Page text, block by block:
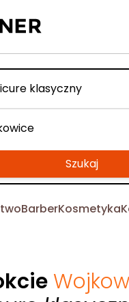
Szukaj
BarberKosmetyka